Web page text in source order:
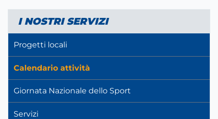
I NOSTRI SERVIZI
Progetti locali
Calendario attività
Giornata Nazionale dello Sport
Servizi